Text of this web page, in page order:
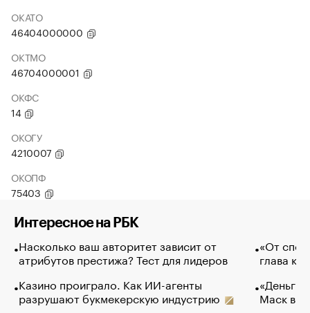
ОКАТО
46404000000
ОКТМО
46704000001
ОКФС
14
ОКОГУ
4210007
ОКОПФ
75403
Интересное на РБК
Насколько ваш авторитет зависит от
атрибутов престижа? Тест для лидеров
Казино проиграло. Как ИИ-агенты
разрушают букмекерскую индустрию
«От
глава
«Деньги
Маск в